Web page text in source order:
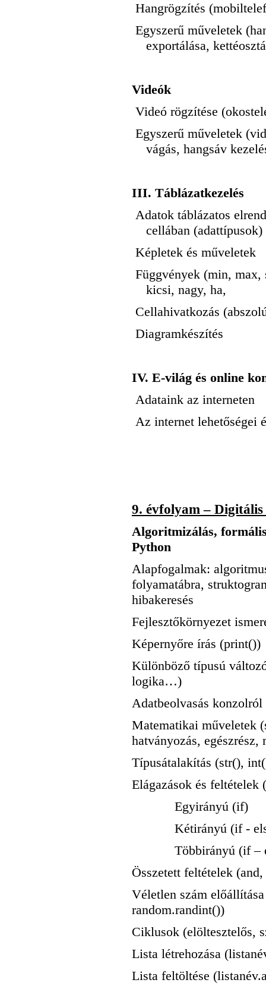
Hangrögzítés
Egyszerű műveletek
exportálása,
Videók
Videó rögzítése
Egyszerű műveletek
vágás, hangsáv
III. Táblázatkezelés
Adatok táblázatos
cellában (adattípusok)
Képletek és műveletek
Függvények (min, max,
kicsi, nagy, ha,
Cellahivatkozás
Diagramkészítés
IV. E-világ és online
Adataink az interneten
Az internet lehetőségei
9. évfolyam –
Algoritmizálás,
Python
Alapfogalmak:
folyamatábra,
hibakeresés
Fejlesztőkörnyezet
Képernyőre írás (print())
Különböző típusú
logika…)
Adatbeolvasás
Matematikai műveletek
hatványozás, egészrész,
Típusátalakítás (str(),
Elágazások és
Egyirányú (if)
Kétirányú (if -
Többirányú (if –
Összetett feltételek
Véletlen szám
random.randint())
Ciklusok (elöltesztelős,
Lista létrehozása
Lista feltöltése